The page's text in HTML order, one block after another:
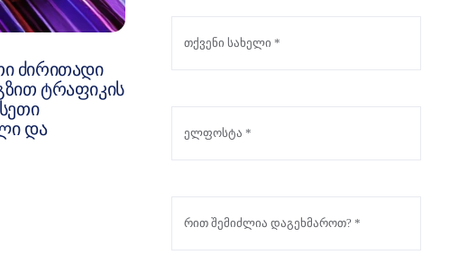
ძირითადი
ტრაფიკის
და